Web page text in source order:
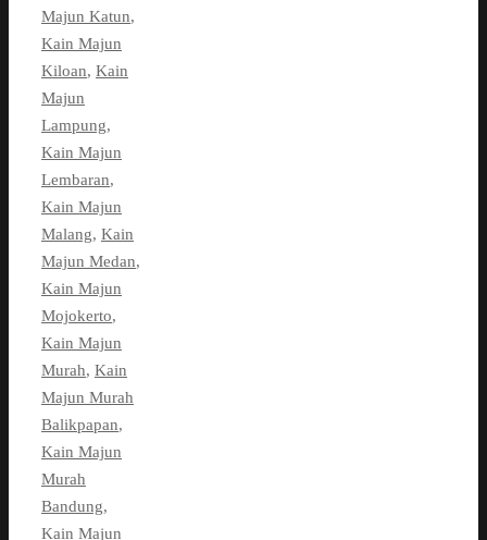
Majun Katun,
Kain Majun
Kiloan, Kain
Majun
Lampung,
Kain Majun
Lembaran,
Kain Majun
Malang, Kain
Majun Medan,
Kain Majun
Mojokerto,
Kain Majun
Murah, Kain
Majun Murah
Balikpapan,
Kain Majun
Murah
Bandung,
Kain Majun